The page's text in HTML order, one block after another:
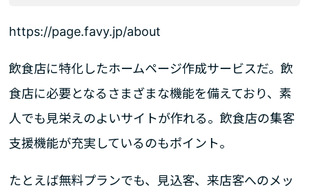
https://page.favy.jp/about
飲食店に特化したホームページ作成サービスだ。飲
食店に必要となるさまざまな機能を備えており、素
人でも見栄えのよいサイトが作れる。飲食店の集客
支援機能が充実しているのもポイント。
たとえば無料プランでも、見込客、来店客へのメッ